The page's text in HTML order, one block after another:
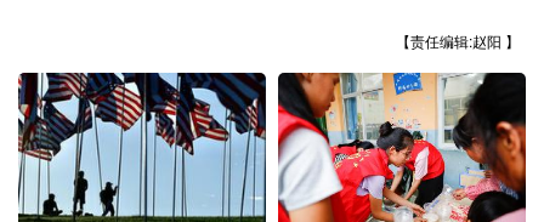
【责任编辑:赵阳 】